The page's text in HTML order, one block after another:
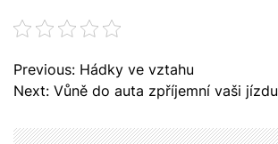
N
a
i
Previous: Hádky ve vztahu
Next: Vůně do auta zpříjemní vaši jízdu